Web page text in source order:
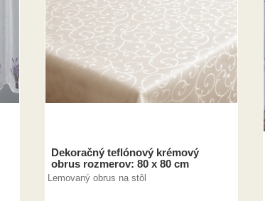
Dekoračný teflónový krémový
obrus rozmerov: 80 x 80 cm
Lemovaný obrus na stôl